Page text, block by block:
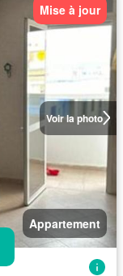
Voir la photo
Mise à jour
Appartement